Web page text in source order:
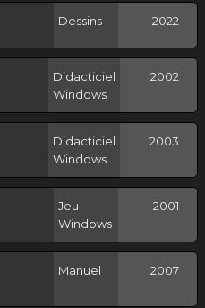
Dessins 2022
Didacticiel
Windows
2002
Didacticiel
Windows
2003
Jeu
Windows
2001
Manuel 2007